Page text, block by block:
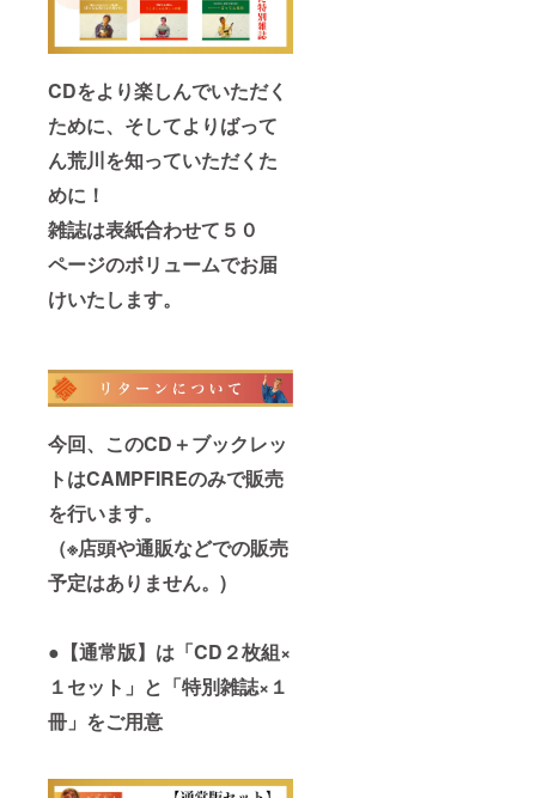
CDをより楽しんでいただく
ために、そしてよりばって
ん荒川を知っていただくた
めに！
雑誌は表紙合わせて５０
ページのボリュームでお届
けいたします。
今回、このCD＋ブックレッ
トはCAMPFIREのみで販売
を行います。
（※店頭や通販などでの販売
予定はありません。)
●【通常版】は「CD２枚組×
１セット」と「特別雑誌×１
冊」をご用意